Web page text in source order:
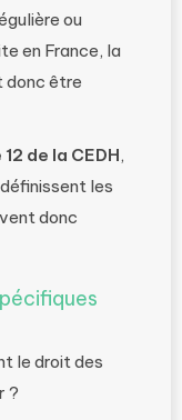
ou
en France, la
donc être
de la CEDH,
les
donc
le droit des
?